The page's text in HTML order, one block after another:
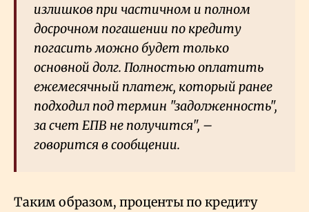
излишков при частичном и полном
досрочном погашении по кредиту
погасить можно будет только
основной долг. Полностью оплатить
ежемесячный платеж, который ранее
подходил под термин "задолженность",
за счет ЕПВ не получится", –
говорится в сообщении.
Таким образом, проценты по кредиту